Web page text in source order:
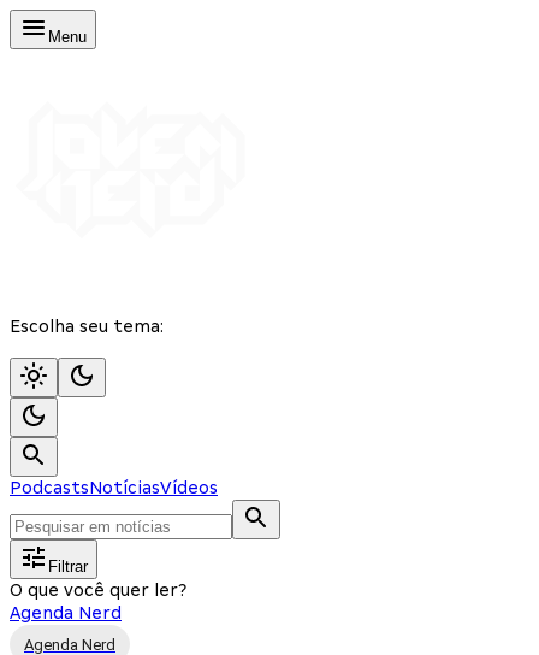
Menu
Escolha seu tema:
PodcastsNotíciasVídeos
Filtrar
O que você quer ler?
Agenda Nerd
Agenda Nerd